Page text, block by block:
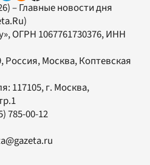
– Главные новости дня
, ОГРН 1067761730376, ИНН
Россия, Москва, Коптевская
117105, г. Москва,
785-00-12